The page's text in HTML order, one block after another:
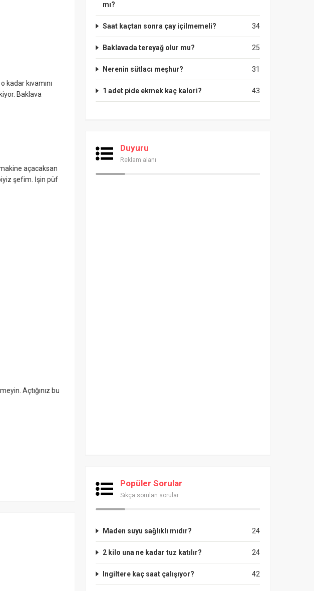
kıvamını
Baklava
açacaksan
şefim. İşin püf
Açtığınız bu
mı?
34
Saat kaçtan sonra çay içilmemeli?
25
Baklavada tereyağ olur mu?
31
Nerenin sütlacı meşhur?
43
1 adet pide ekmek kaç kalori?
Duyuru
Reklam alanı
Popüler Sorular
Sıkça sorulan sorular
24
Maden suyu sağlıklı mıdır?
24
2 kilo una ne kadar tuz katılır?
42
Ingiltere kaç saat çalışıyor?